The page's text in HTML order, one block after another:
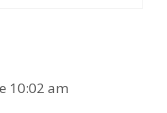
10:02 am